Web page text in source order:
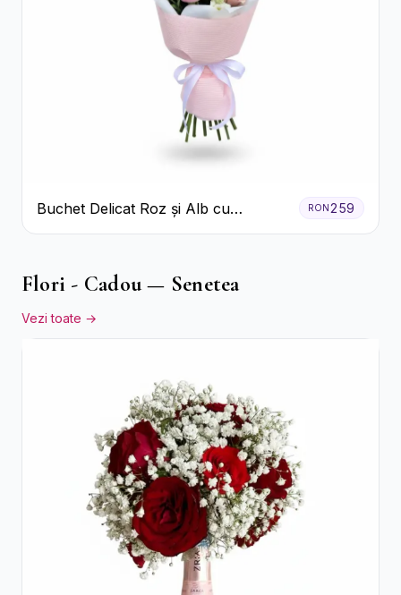
Buchet Delicat Roz și Alb cu
Trandafiri și Lisianthus
RON 259
Flori - Cadou — Senetea
Vezi toate →